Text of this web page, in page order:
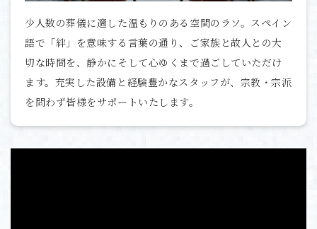
少人数の葬儀に適した温もりのある空間のラソ。スペイン
語で「絆」を意味する言葉の通り、ご家族と故人との大
切な時間を、静かにそして心ゆくまで過ごしていただけ
ます。充実した設備と経験豊かなスタッフが、宗教・宗派
を問わず皆様をサポートいたします。